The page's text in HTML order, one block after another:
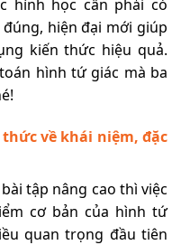
hình học cần phải có
hiện đại mới giúp
kiến thức hiệu quả.
hình tứ giác mà ba
về khái niệm, đặc
tập nâng cao thì việc
cơ bản của hình tứ
quan trọng đầu tiên